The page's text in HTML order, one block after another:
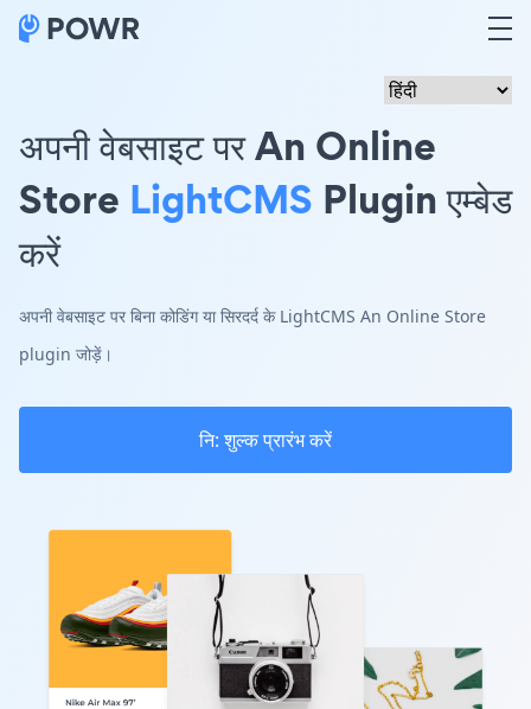
अपनी वेबसाइट पर An Online
Store LightCMS Plugin एम्बेड
करें
अपनी वेबसाइट पर बिना कोडिंग या सिरदर्द के LightCMS An Online Store
plugin जोड़ें।
नि: शुल्क प्रारंभ करें